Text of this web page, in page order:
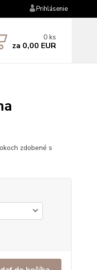
Prihlásenie
0 ks
za 0,00 EUR
zdobené s